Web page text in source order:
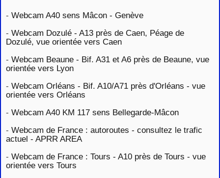
- Webcam A40 sens Mâcon - Genève
- Webcam Dozulé - A13 près de Caen, Péage de
Dozulé, vue orientée vers Caen
- Webcam Beaune - Bif. A31 et A6 près de Beaune, vue
orientée vers Lyon
- Webcam Orléans - Bif. A10/A71 près d'Orléans - vue
orientée vers Orléans
- Webcam A40 KM 117 sens Bellegarde-Mâcon
- Webcam de France : autoroutes - consultez le trafic
actuel - APRR AREA
- Webcam de France : Tours - A10 près de Tours - vue
orientée vers Tours